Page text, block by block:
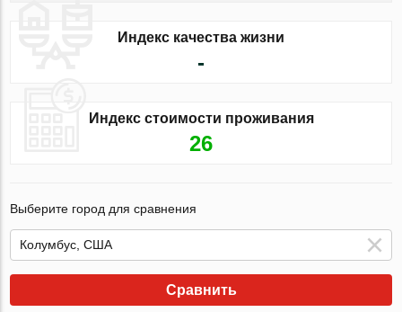
Индекс качества жизни
-
Индекс стоимости проживания
26
Выберите город для сравнения
Сравнить